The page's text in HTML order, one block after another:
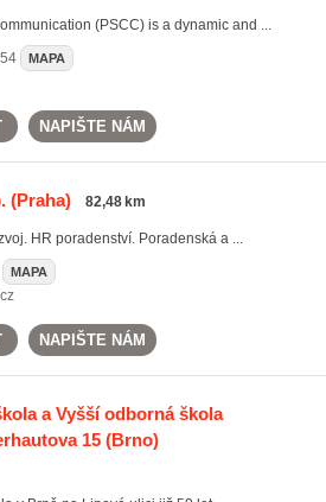
(PSCC) is a dynamic and ...
MAPA
NAPIŠTE NÁM
(Praha) 82,48 km
HR poradenství. Poradenská a ...
MAPA
NAPIŠTE NÁM
a Vyšší odborná škola
15(Brno)